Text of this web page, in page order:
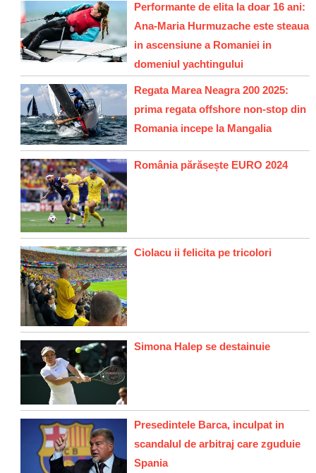
Performante de elita la doar 16 ani:
Ana-Maria Hurmuzache este steaua
in ascensiune a Romaniei in
domeniul yachtingului
Regata Marea Neagra 200 2025:
prima regata offshore non-stop din
Romania incepe la Mangalia
România părăsește EURO 2024
Ciolacu ii felicita pe tricolori
Simona Halep se destainuie
Presedintele Barca, inculpat in
scandalul de arbitraj care zguduie
Spania